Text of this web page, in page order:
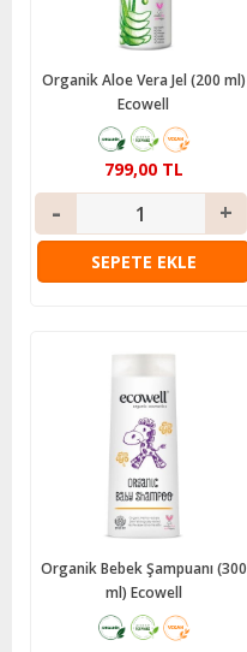
Organik Aloe Vera Jel (200 ml)
Ecowell
799,00 TL
SEPETE EKLE
Organik Bebek Şampuanı (300
ml) Ecowell